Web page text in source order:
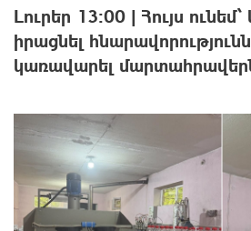
Լուրեր 13:00 | Հույս
իրացնել
կառավարել